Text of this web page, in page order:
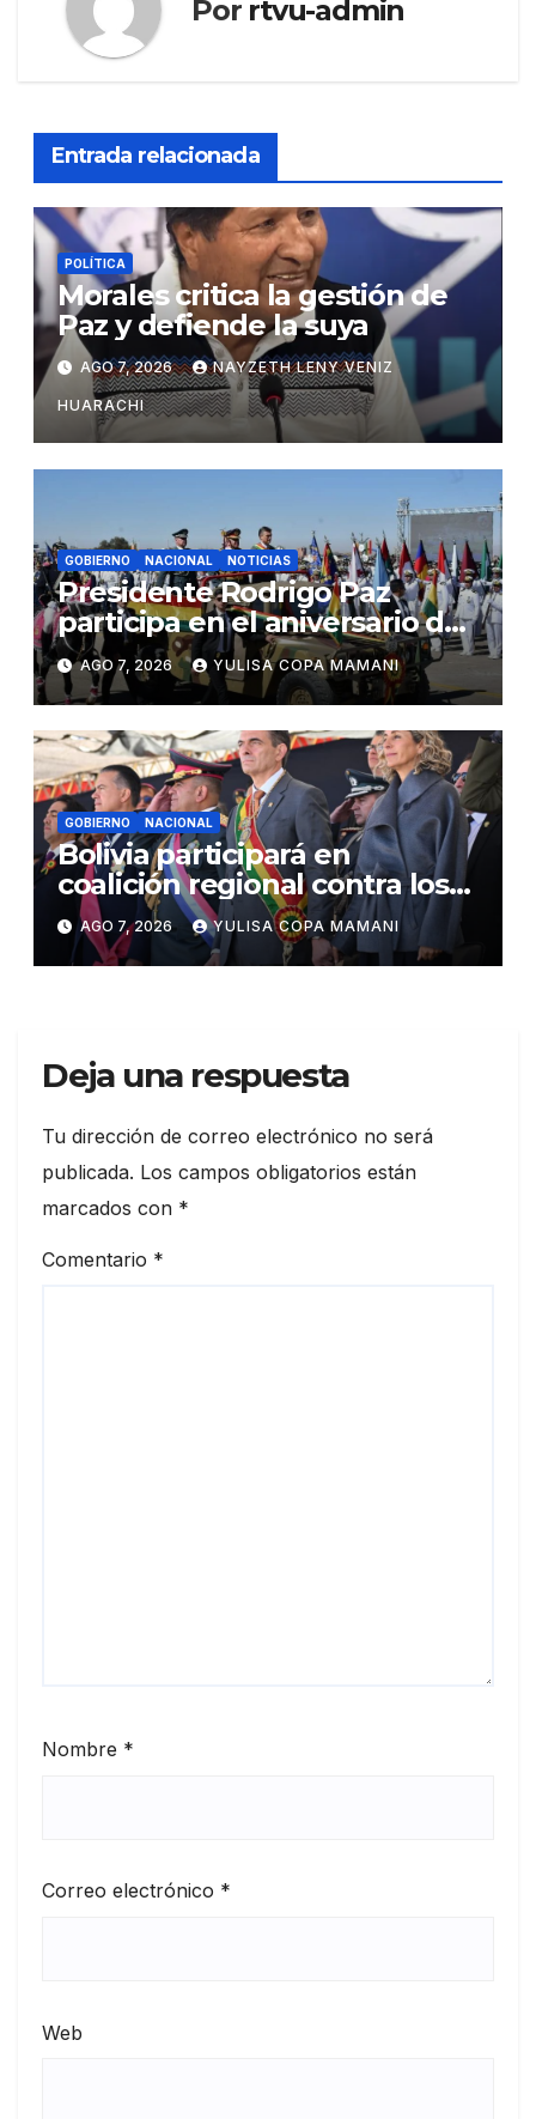
Por rtvu-admin
Entrada relacionada
POLÍTICA
Morales critica la gestión de
Paz y defiende la suya
AGO 7, 2026 NAYZETH LENY VENIZ
HUARACHI
GOBIERNO NACIONAL NOTICIAS
Presidente Rodrigo Paz
participa en el aniversario de
las Fuerzas Armadas
AGO 7, 2026 YULISA COPA MAMANI
GOBIERNO NACIONAL
Bolivia participará en
coalición regional contra los
cárteles del narcotráfico
AGO 7, 2026 YULISA COPA MAMANI
Deja una respuesta
Tu dirección de correo electrónico no será
publicada. Los campos obligatorios están
marcados con *
Comentario *
Nombre *
Correo electrónico *
Web